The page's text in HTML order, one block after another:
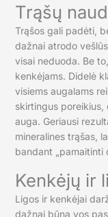
Trąšų
Trąšos gali padėti,
dažnai atrodo
visai neduoda. Be
kenkėjams. Didelė
visiems augalams
skirtingus
auga. Geriausi
mineralines trąšas,
bandant „pamaitinti
Kenkėjų ir
Ligos ir kenkėjai
dažnai būna vos